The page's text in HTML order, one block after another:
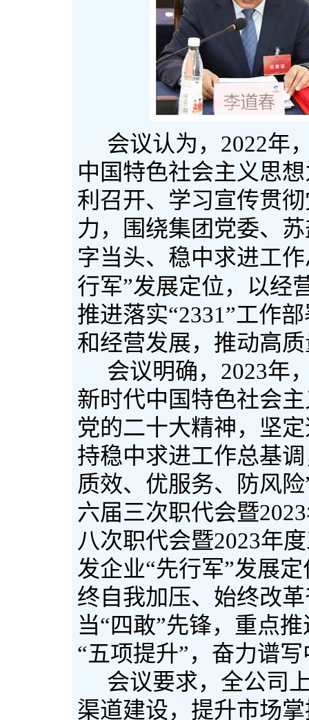
会议认为， 2022年
中国特色社会主义思
利召开、学习宣传贯
力，围绕集团党委、
字当头、稳中求进工
行军”发展定位， 以经
推进落实“2331”工作
和经营发展，推动高
会议明确， 2023年
新时代中国特色社会
党的二十大精神，坚
持稳中求进工作总基
质效、优服务、防风
六届三次职代会暨2023
八次职代会暨2023年
发企业“先行军”发展
终自我加压、始终改
当“四敢”先锋，重点
“五项提升”，奋力谱
会议要求，全公司
渠道建设，提升市场